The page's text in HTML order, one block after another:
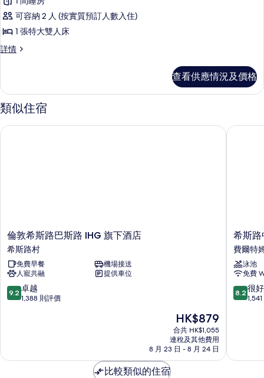
人
床
的
詳
情
有
豪
華
客
1
張
特
大
可容納 2 人 (按實質預訂人數入住)
1 張特大雙人床
詳情
豪
1
張
特
雙
查看供應情況及價格
類似住宿
倫
敦
希
斯
路
巴
斯
店
倫敦希斯路巴斯路 IHG 旗下酒店
希斯路村
免費早餐
機場接送
人寵共融
提供車位
9.2
分
卓
9.2 卓越
1,388 則評價
現
售
HK$879
HK$879
合共 HK$1,055
連稅及其他費用
8 月 23 日 - 8 月 24 日
倫敦希斯路巴斯路 IHG 旗下酒店
希
斯
路
中
庭
酒
店
希斯路
費爾特
泳池
免費
8.2
分
很
8.2 很好
希斯路
比較類似的住宿